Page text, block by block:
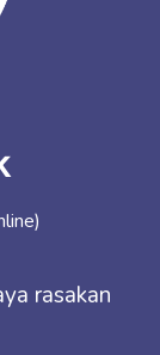
rasakan